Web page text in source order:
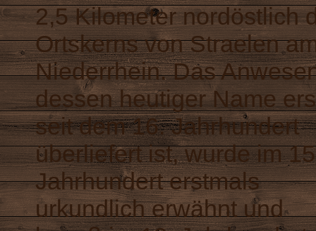
2,5 Kilometer nordöstlich
Ortskerns von Straelen
Niederrhein. Das
dessen heutiger Name
seit dem 16. Jahrhundert
überliefert ist, wurde im
Jahrhundert erstmals
urkundlich erwähnt und